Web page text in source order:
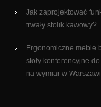
Jak zaprojektować
trwały stolik kawowy?
Ergonomiczne meble
stoły konferencyjne
na wymiar w